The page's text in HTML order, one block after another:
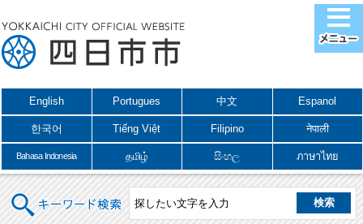
English Portugues 中文 Espanol
한국어 Tiếng Việt Filipino नेपाली
Bahasa Indonesia தமிழ் සිංහල ภาษาไทย
キーワード検索